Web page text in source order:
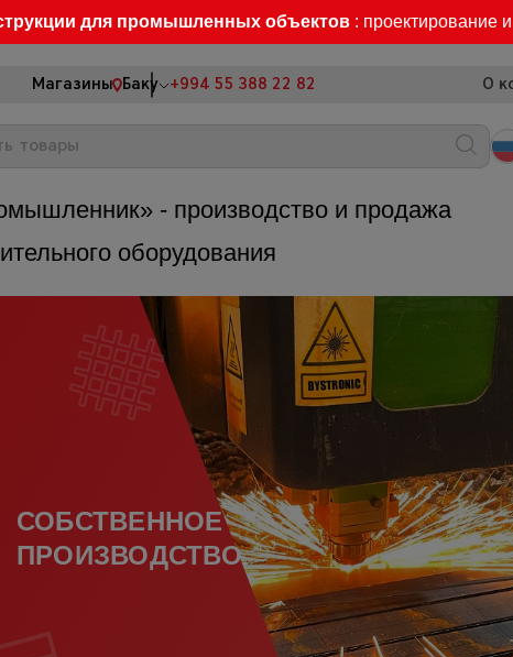
для промышленных объектов : проектирование
Магазины Баку +994 55 388 22 82 О
- производство и продажа
оборудования
СОБСТВЕННОЕ
ПРОИЗВОДСТВО